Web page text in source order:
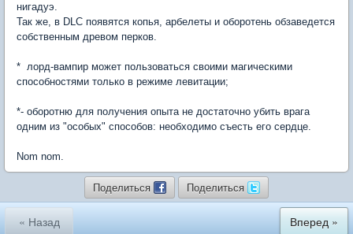
нигадуэ.
Так же, в DLC появятся копья, арбелеты и оборотень обзаведется
собственным древом перков.
*  лорд-вампир может пользоваться своими магическими
способностями только в режиме левитации;
*- оборотню для получения опыта не достаточно убить врага
одним из "особых" способов: необходимо съесть его сердце.
Nom nom.
Поделиться Поделиться
« Назад Вперед »